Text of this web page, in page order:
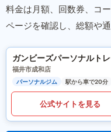
料金は月額、回数券、コ
ページを確認し、総額や
ガンビーズパーソナルト
福井市成和店
パーソナルジム 駅から車で20分
公式サイトを見る